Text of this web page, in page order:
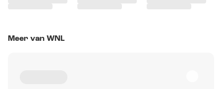
Meer van WNL